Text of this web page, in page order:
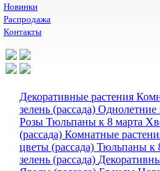
Новинки
Распродажа
Контакты
Декоративные растения
зелень (рассада) Однолетние
Розы Тюльпаны к 8 марта
(рассада) Комнатные
цветы (рассада) Тюльпаны к
зелень (рассада)